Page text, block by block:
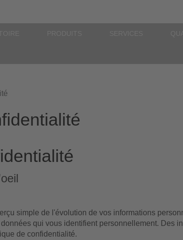
simple de l'évolution de vos informations
qui vous identifient personnellement. Des
de confidentialité.